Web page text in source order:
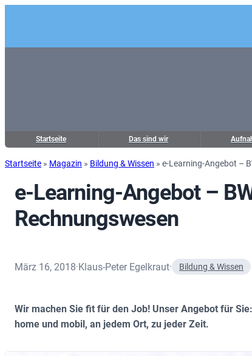
Startseite Das sind wir
Startseite » Magazin » Bildung & Wissen » e-Learning-Angebot –
e-Learning-Angebot –
Rechnungswesen
März 16, 2018·Klaus-Peter Egelkraut· Bildung & Wissen
Wir machen Sie fit für den Job! Unser Angebot für
home und mobil, an jedem Ort, zu jeder Zeit.